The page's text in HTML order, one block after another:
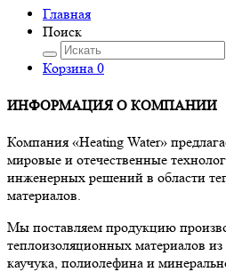
Главная
Поиск
Корзина 0
ИНФОРМАЦИЯ О КОМПАНИИ
Компания «Heating Water»
мировые и отечественные
инженерных решений в области
материалов.
Мы поставляем продукцию
теплоизоляционных материалов
каучука, полиолефина и